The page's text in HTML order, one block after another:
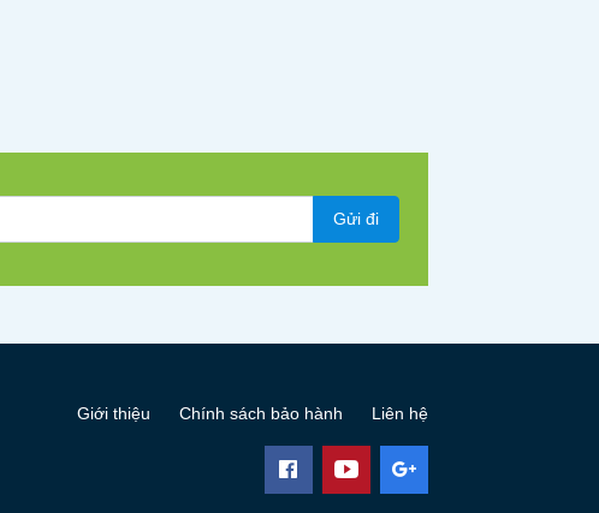
Gửi đi
Giới thiệu Chính sách bảo hành Liên hệ